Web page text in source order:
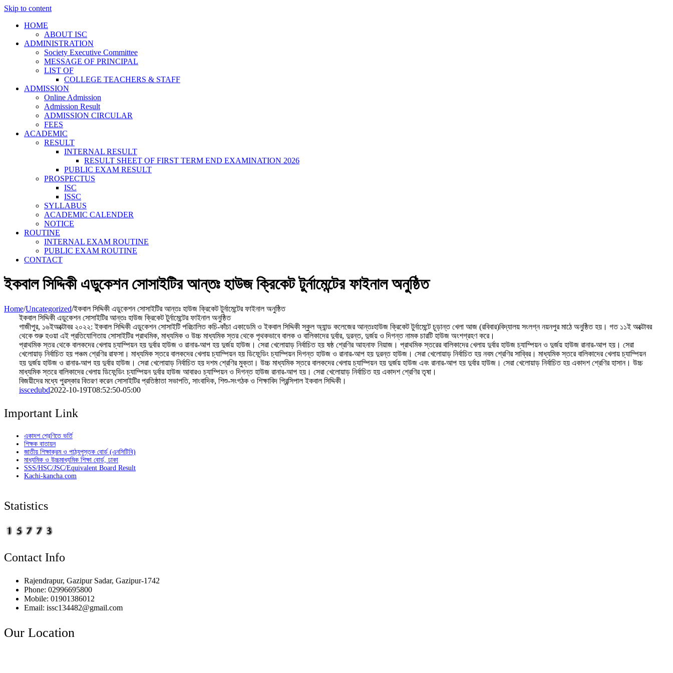
Skip to content
HOME
ABOUT ISC
ADMINISTRATION
Society Executive Committee
MESSAGE OF PRINCIPAL
LIST OF
COLLEGE TEACHERS & STAFF
ADMISSION
Online Admission
Admission Result
ADMISSION CIRCULAR
FEES
ACADEMIC
RESULT
INTERNAL RESULT
RESULT SHEET OF FIRST TERM END EXAMINATION 2026
PUBLIC EXAM RESULT
PROSPECTUS
ISC
ISSC
SYLLABUS
ACADEMIC CALENDER
NOTICE
ROUTINE
INTERNAL EXAM ROUTINE
PUBLIC EXAM ROUTINE
CONTACT
ইকবাল সিদ্দিকী এডুকেশন সোসাইটির আন্তঃ হাউজ ক্রিকেট টুর্নামেন্টের ফাইনাল অনুষ্ঠিত
Home/Uncategorized/ইকবাল সিদ্দিকী এডুকেশন সোসাইটির আন্তঃ হাউজ ক্রিকেট টুর্নামেন্টের ফাইনাল অনুষ্ঠিত
ইকবাল সিদ্দিকী এডুকেশন সোসাইটির আন্তঃ হাউজ ক্রিকেট টুর্নামেন্টের ফাইনাল অনুষ্ঠিত
গাজীপুর, ১৬ইঅক্টোবর ২০২২: ইকবাল সিদ্দিকী এডুকেশন সোসাইটি পরিচালিত কচি-কাঁচা একাডেমি ও ইকবাল সিদ্দিকী স্কুল অ্যান্ড কলেজের আন্তঃহাউজ ক্রিকেট টুর্নামেন্টে চূড়ান্ত খেলা আজ (রবিবার)বিদ্যালয় সংলগ্ন নয়নপুর মাঠে অনুষ্ঠিত হয়। গত ১১ই অক্টোবর
থেকে শুরু হওয়া এই প্রতিযোগিতায় সোসাইটির প্রাথমিক, মাধ্যমিক ও উচ্চ মাধ্যমিক স্তর থেকে পৃথকভাবে বালক ও বালিকাদের দুর্বার, দুরন্ত, দুর্জয় ও দিগন্ত নামক চারটি হাউজ অংশগ্রহণ করে।
প্রাথমিক স্তর থেকে বালকদের খেলায় চ্যাম্পিয়ন হয় দুর্বার হাউজ ও রানার-আপ হয় দুর্জয় হাউজ। সেরা খেলোয়াড় নির্বাচিত হয় ষষ্ঠ শ্রেণির আহনাফ নিয়াজ। প্রাথমিক স্তরের বালিকাদের খেলায় দুর্বার হাউজ চ্যাম্পিয়ন ও দুর্জয় হাউজ রানার-আপ হয়। সেরা
খেলোয়াড় নির্বাচিত হয় পঞ্চম শ্রেণির রাফসা। মাধ্যমিক স্তরে বালকদের খেলায় চ্যাম্পিয়ন হয় ডিফেন্ডিং চ্যাম্পিয়ন দিগন্ত হাউজ ও রানার-আপ হয় দুরন্ত হাউজ। সেরা খেলোয়াড় নির্বাচিত হয় নবম শ্রেণির সাব্বির। মাধ্যমিক স্তরে বালিকাদের খেলায় চ্যাম্পিয়ন
হয় দুর্জয় হাউজ ও রানার-আপ হয় দুর্বার হাউজ। সেরা খেলোয়াড় নির্বাচিত হয় দশম শ্রেণির মুক্তা। উচ্চ মাধ্যমিক স্তরে বালকদের খেলায় চ্যাম্পিয়ন হয় দুর্জয় হাউজ এবং রানার-আপ হয় দুর্বার হাউজ। সেরা খেলোয়াড় নির্বাচিত হয় একাদশ শ্রেণির হাসান। উচ্চ
মাধ্যমিক স্তরে বালিকাদের খেলায় ডিফেন্ডিং চ্যাম্পিয়ন দুর্বার হাউজ আবারও চ্যাম্পিয়ন ও দিগন্ত হাউজ রানার-আপ হয়। সেরা খেলোয়াড় নির্বাচিত হয় একাদশ শ্রেণির তৃষা।
বিজয়ীদের মধ্যে পুরস্কার বিতরণ করেন সোসাইটির প্রতিষ্ঠাতা সভাপতি, সাংবাদিক, শিশু-সংগঠক ও শিক্ষাবিদ প্রিন্সিপাল ইকবাল সিদ্দিকী।
isscedubd2022-10-19T08:52:50-05:00
Important Link
একাদশ শ্রেণিতে ভর্তি
শিক্ষক বাতায়ন
জাতীয় শিক্ষাক্রম ও পাঠ্যপুস্তক বোর্ড (এনসিটিবি)
মাধ্যমিক ও উচ্চমাধ্যমিক শিক্ষা বোর্ড, ঢাকা
SSS/HSC/JSC/Equivalent Board Result
Kachi-kancha.com
Statistics
Contact Info
Rajendrapur, Gazipur Sadar, Gazipur-1742
Phone: 02996695800
Mobile: 01901386012
Email: issc134482@gmail.com
Our Location